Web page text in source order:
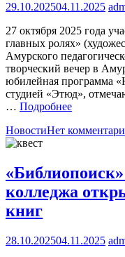
29.10.202504.11.2025
27 октября 2025 года
главных ролях»
Амурского
творческий вечер в
юбилейная программа
студией «Этюд»,
… Подробнее
НовостиНет
колледжа
книг
28.10.202504.11.2025